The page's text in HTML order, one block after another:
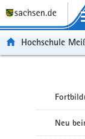
Portalübergreifende
Hochschule
Neu